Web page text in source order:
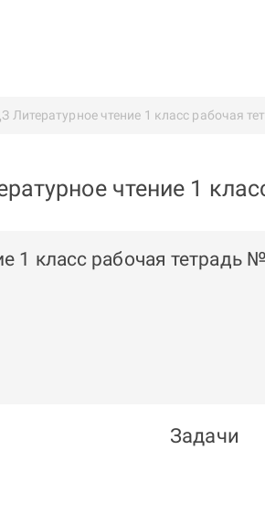
Литературное чтение 1 класс рабочая
чтение 1
1 класс рабочая тетрадь
Задачи